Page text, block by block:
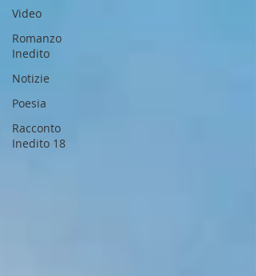
Video
Romanzo
Inedito
Notizie
Poesia
Racconto
Inedito 18